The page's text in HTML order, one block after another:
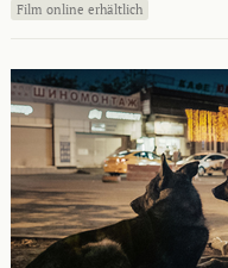
Film online erhältlich